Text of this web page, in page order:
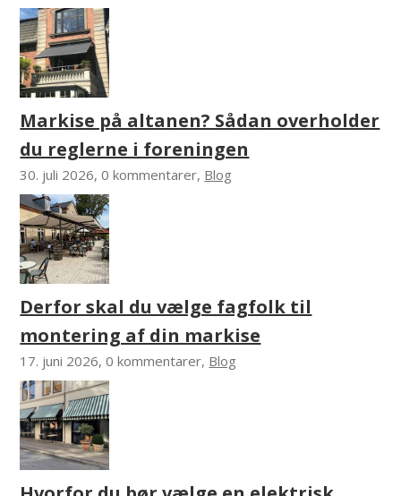
Markise på altanen? Sådan overholder
du reglerne i foreningen
30. juli 2026, 0 kommentarer, Blog
Derfor skal du vælge fagfolk til
montering af din markise
17. juni 2026, 0 kommentarer, Blog